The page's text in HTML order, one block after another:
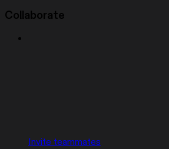
Collaborate
Invite teammates